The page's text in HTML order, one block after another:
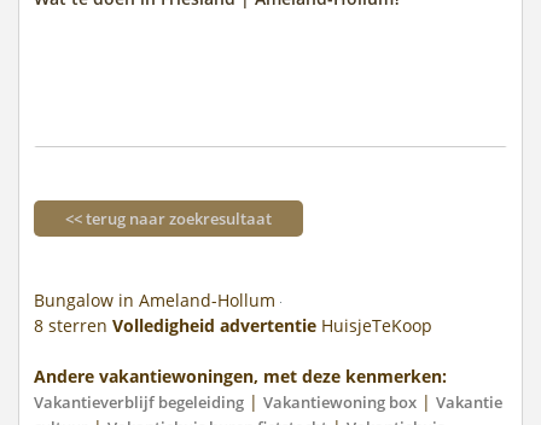
<< terug naar zoekresultaat
Bungalow in Ameland-Hollum
8 sterren Volledigheid advertentie HuisjeTeKoop
Andere vakantiewoningen, met deze kenmerken:
Vakantieverblijf begeleiding | Vakantiewoning box | Vakantie